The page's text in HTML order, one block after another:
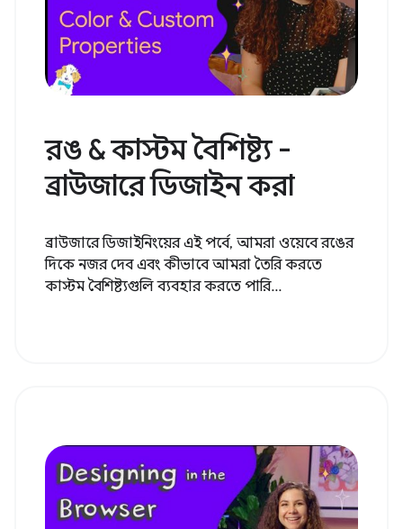
রঙ & কাস্টম বৈশিষ্ট্য -
ব্রাউজারে ডিজাইন করা
ব্রাউজারে ডিজাইনিংয়ের এই পর্বে, আমরা ওয়েবে রঙের
দিকে নজর দেব এবং কীভাবে আমরা তৈরি করতে
কাস্টম বৈশিষ্ট্যগুলি ব্যবহার করতে পারি...